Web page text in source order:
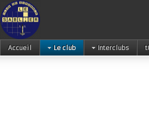
Accueil Le club Interclubs